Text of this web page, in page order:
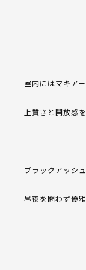
室内にはマキア
上質さと開放感
ブラックアッシ
昼夜を問わず優